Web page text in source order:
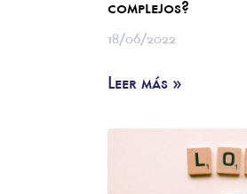
complejos?
18/06/2022
Leer más »